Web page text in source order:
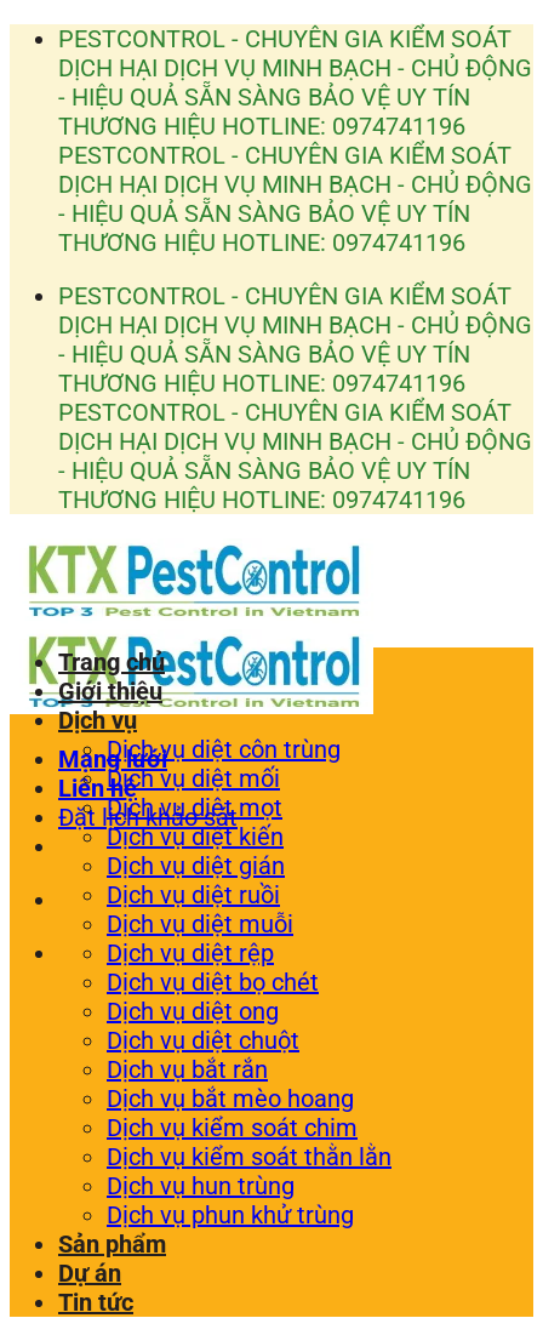
Bỏ
dung
PESTCONTROL - CHUYÊN GIA KIỂM SOÁT
DỊCH HẠI DỊCH VỤ MINH BẠCH - CHỦ ĐỘNG
- HIỆU QUẢ SẴN SÀNG BẢO VỆ UY TÍN
THƯƠNG HIỆU HOTLINE: 0974741196
PESTCONTROL - CHUYÊN GIA KIỂM SOÁT
DỊCH HẠI DỊCH VỤ MINH BẠCH - CHỦ ĐỘNG
- HIỆU QUẢ SẴN SÀNG BẢO VỆ UY TÍN
THƯƠNG HIỆU HOTLINE: 0974741196
PESTCONTROL - CHUYÊN GIA KIỂM SOÁT
DỊCH HẠI DỊCH VỤ MINH BẠCH - CHỦ ĐỘNG
- HIỆU QUẢ SẴN SÀNG BẢO VỆ UY TÍN
THƯƠNG HIỆU HOTLINE: 0974741196
PESTCONTROL - CHUYÊN GIA KIỂM SOÁT
DỊCH HẠI DỊCH VỤ MINH BẠCH - CHỦ ĐỘNG
- HIỆU QUẢ SẴN SÀNG BẢO VỆ UY TÍN
THƯƠNG HIỆU HOTLINE: 0974741196
Mạng lưới
Liên hệ
Đặt lịch khảo sát
Trang chủ
Giới thiệu
Dịch vụ
Dịch vụ diệt côn trùng
Dịch vụ diệt mối
Dịch vụ diệt mọt
Dịch vụ diệt kiến
Dịch vụ diệt gián
Dịch vụ diệt ruồi
Dịch vụ diệt muỗi
Dịch vụ diệt rệp
Dịch vụ diệt bọ chét
Dịch vụ diệt ong
Dịch vụ diệt chuột
Dịch vụ bắt rắn
Dịch vụ bắt mèo hoang
Dịch vụ kiểm soát chim
Dịch vụ kiểm soát thằn lằn
Dịch vụ hun trùng
Dịch vụ phun khử trùng
Sản phẩm
Dự án
Tin tức